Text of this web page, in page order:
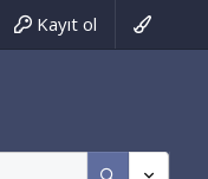
Kayıt ol